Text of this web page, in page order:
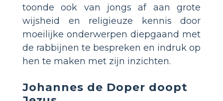
toonde ook van jongs af aan grote
wijsheid en religieuze kennis door
moeilijke onderwerpen diepgaand met
de rabbijnen te bespreken en indruk op
hen te maken met zijn inzichten.
Johannes de Doper doopt